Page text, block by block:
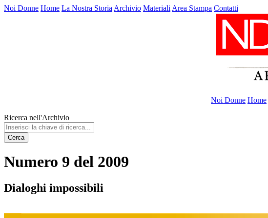
Noi Donne Home La Nostra Storia Archivio Materiali Area Stampa Contatti
Noi Donne Home
Ricerca nell'Archivio
Cerca
Numero 9 del 2009
Dialoghi impossibili